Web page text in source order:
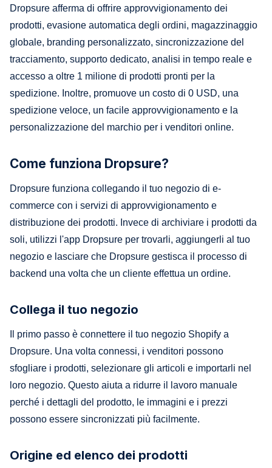
Dropsure afferma di offrire approvvigionamento dei
prodotti, evasione automatica degli ordini, magazzinaggio
globale, branding personalizzato, sincronizzazione del
tracciamento, supporto dedicato, analisi in tempo reale e
accesso a oltre 1 milione di prodotti pronti per la
spedizione. Inoltre, promuove un costo di 0 USD, una
spedizione veloce, un facile approvvigionamento e la
personalizzazione del marchio per i venditori online.
Come funziona Dropsure?
Dropsure funziona collegando il tuo negozio di e-
commerce con i servizi di approvvigionamento e
distribuzione dei prodotti. Invece di archiviare i prodotti da
soli, utilizzi l'app Dropsure per trovarli, aggiungerli al tuo
negozio e lasciare che Dropsure gestisca il processo di
backend una volta che un cliente effettua un ordine.
Collega il tuo negozio
Il primo passo è connettere il tuo negozio Shopify a
Dropsure. Una volta connessi, i venditori possono
sfogliare i prodotti, selezionare gli articoli e importarli nel
loro negozio. Questo aiuta a ridurre il lavoro manuale
perché i dettagli del prodotto, le immagini e i prezzi
possono essere sincronizzati più facilmente.
Origine ed elenco dei prodotti